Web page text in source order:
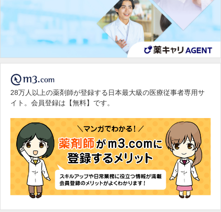
28万人以上の薬剤師が登録する日本最大級の医療従事者専用サ
イト。会員登録は【無料】です。